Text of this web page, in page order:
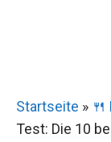
Startseite »
Test: Die 10